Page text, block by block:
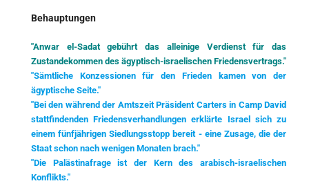
Behauptungen
"Anwar el-Sadat gebührt das alleinige Verdienst für das
Zustandekommen des ägyptisch-israelischen Friedensvertrags."
"Sämtliche Konzessionen für den Frieden kamen von der
ägyptische Seite."
"Bei den während der Amtszeit Präsident Carters in Camp David
stattfindenden Friedensverhandlungen erklärte Israel sich zu
einem fünfjährigen Siedlungsstopp bereit - eine Zusage, die der
Staat schon nach wenigen Monaten brach."
"Die Palästinafrage ist der Kern des arabisch-israelischen
Konflikts."